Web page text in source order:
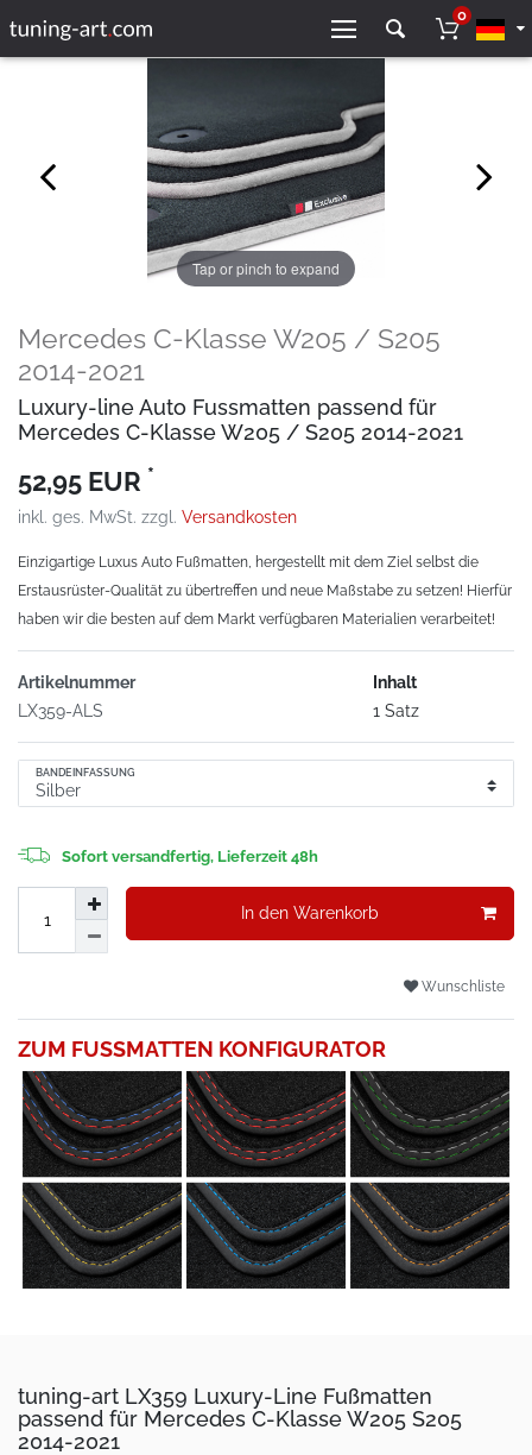
0
Tap or pinch to expand
Mercedes C-Klasse W205 / S205
2014-2021
Luxury-line Auto Fussmatten passend für
Mercedes C-Klasse W205 / S205 2014-2021
52,95 EUR *
inkl. ges. MwSt. zzgl. Versandkosten
Einzigartige Luxus Auto Fußmatten, hergestellt mit dem Ziel selbst die
Erstausrüster-Qualität zu übertreffen und neue Maßstabe zu setzen! Hierfür
haben wir die besten auf dem Markt verfügbaren Materialien verarbeitet!
Artikelnummer
LX359-ALS
Inhalt
1 Satz
BANDEINFASSUNG
Sofort versandfertig, Lieferzeit 48h
In den Warenkorb
Wunschliste
ZUM FUSSMATTEN KONFIGURATOR
tuning-art LX359 Luxury-Line Fußmatten
passend für Mercedes C-Klasse W205 S205
2014-2021